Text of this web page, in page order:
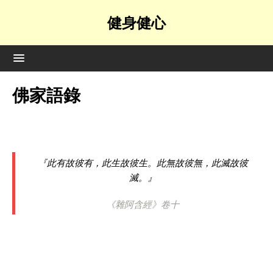
健身健心
佛家語錄
『此有故彼有，此生故彼生。此無故彼無，此滅故彼
滅。』
《雜阿含經》卷十